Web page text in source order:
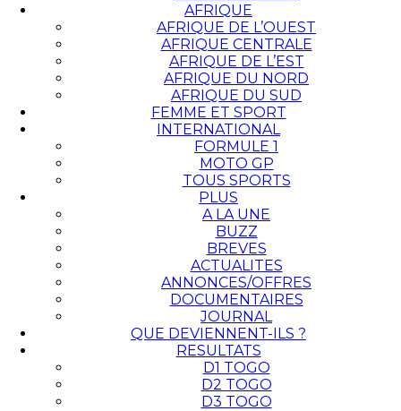
AFRIQUE
AFRIQUE DE L’OUEST
AFRIQUE CENTRALE
AFRIQUE DE L’EST
AFRIQUE DU NORD
AFRIQUE DU SUD
FEMME ET SPORT
INTERNATIONAL
FORMULE 1
MOTO GP
TOUS SPORTS
PLUS
A LA UNE
BUZZ
BREVES
ACTUALITES
ANNONCES/OFFRES
DOCUMENTAIRES
JOURNAL
QUE DEVIENNENT-ILS ?
RESULTATS
D1 TOGO
D2 TOGO
D3 TOGO